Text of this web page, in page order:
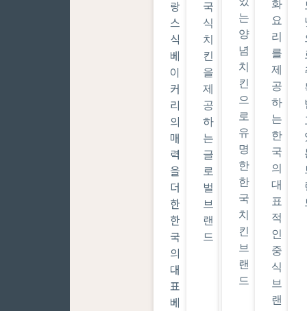
랑
스
식
베
이
커
리
의
매
력
을
더
한
한
국
의
대
표
베
국
식
치
킨
을
제
공
하
는
글
로
벌
브
랜
드
재
료
를
사
용
하
여
다
양
한
베
이
커
리
제
품
을
선
국
길
거
리
음
식
을
현
대
적
으
로
재
해
석
한
브
랜
드
는
양
념
치
킨
으
로
유
명
한
한
국
치
킨
브
랜
드
화
요
리
를
제
공
하
는
한
국
의
대
표
적
인
중
식
브
랜